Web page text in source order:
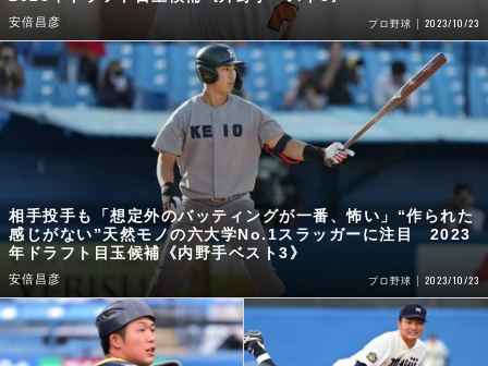
安倍昌彦 プロ野球 2023/10/23
相手投手も「想定外のバッティングが一番、怖い」“作られた
感じがない”天然モノの六大学No.1スラッガーに注目 2023
年ドラフト目玉候補《内野手ベスト3》
安倍昌彦 プロ野球 2023/10/23